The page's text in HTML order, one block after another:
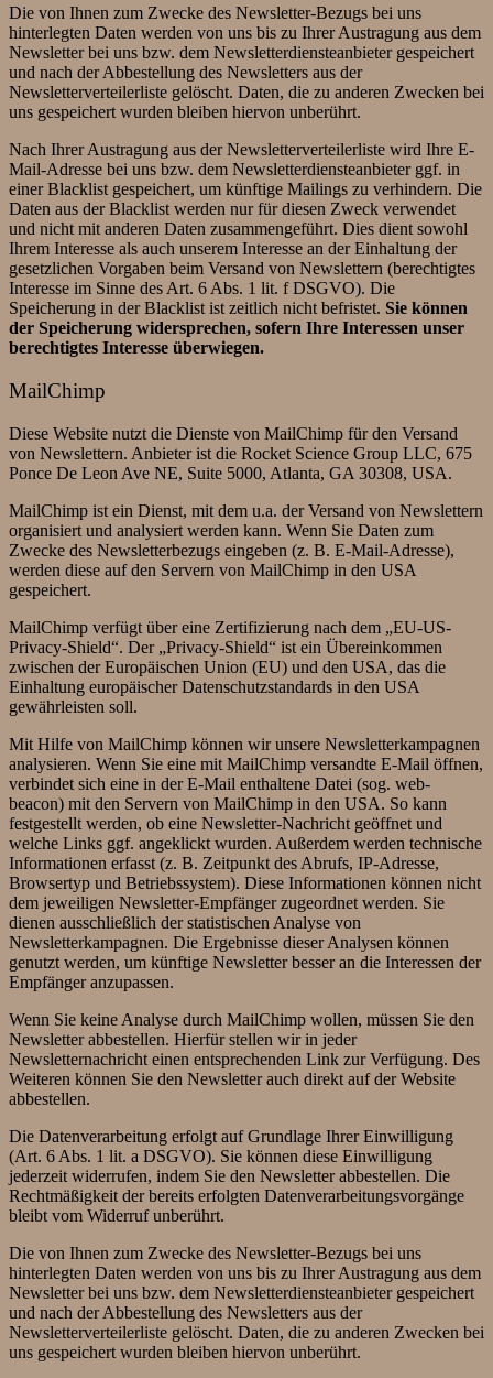
Die von Ihnen zum Zwecke des Newsletter-Bezugs bei uns
hinterlegten Daten werden von uns bis zu Ihrer Austragung aus dem
Newsletter bei uns bzw. dem Newsletterdiensteanbieter gespeichert
und nach der Abbestellung des Newsletters aus der
Newsletterverteilerliste gelöscht. Daten, die zu anderen Zwecken bei
uns gespeichert wurden bleiben hiervon unberührt.
Nach Ihrer Austragung aus der Newsletterverteilerliste wird Ihre E-
Mail-Adresse bei uns bzw. dem Newsletterdiensteanbieter ggf. in
einer Blacklist gespeichert, um künftige Mailings zu verhindern. Die
Daten aus der Blacklist werden nur für diesen Zweck verwendet
und nicht mit anderen Daten zusammengeführt. Dies dient sowohl
Ihrem Interesse als auch unserem Interesse an der Einhaltung der
gesetzlichen Vorgaben beim Versand von Newslettern (berechtigtes
Interesse im Sinne des Art. 6 Abs. 1 lit. f DSGVO). Die
Speicherung in der Blacklist ist zeitlich nicht befristet. Sie können
der Speicherung widersprechen, sofern Ihre Interessen unser
berechtigtes Interesse überwiegen.
MailChimp
Diese Website nutzt die Dienste von MailChimp für den Versand
von Newslettern. Anbieter ist die Rocket Science Group LLC, 675
Ponce De Leon Ave NE, Suite 5000, Atlanta, GA 30308, USA.
MailChimp ist ein Dienst, mit dem u.a. der Versand von Newslettern
organisiert und analysiert werden kann. Wenn Sie Daten zum
Zwecke des Newsletterbezugs eingeben (z. B. E-Mail-Adresse),
werden diese auf den Servern von MailChimp in den USA
gespeichert.
MailChimp verfügt über eine Zertifizierung nach dem „EU-US-
Privacy-Shield“. Der „Privacy-Shield“ ist ein Übereinkommen
zwischen der Europäischen Union (EU) und den USA, das die
Einhaltung europäischer Datenschutzstandards in den USA
gewährleisten soll.
Mit Hilfe von MailChimp können wir unsere Newsletterkampagnen
analysieren. Wenn Sie eine mit MailChimp versandte E-Mail öffnen,
verbindet sich eine in der E-Mail enthaltene Datei (sog. web-
beacon) mit den Servern von MailChimp in den USA. So kann
festgestellt werden, ob eine Newsletter-Nachricht geöffnet und
welche Links ggf. angeklickt wurden. Außerdem werden technische
Informationen erfasst (z. B. Zeitpunkt des Abrufs, IP-Adresse,
Browsertyp und Betriebssystem). Diese Informationen können nicht
dem jeweiligen Newsletter-Empfänger zugeordnet werden. Sie
dienen ausschließlich der statistischen Analyse von
Newsletterkampagnen. Die Ergebnisse dieser Analysen können
genutzt werden, um künftige Newsletter besser an die Interessen der
Empfänger anzupassen.
Wenn Sie keine Analyse durch MailChimp wollen, müssen Sie den
Newsletter abbestellen. Hierfür stellen wir in jeder
Newsletternachricht einen entsprechenden Link zur Verfügung. Des
Weiteren können Sie den Newsletter auch direkt auf der Website
abbestellen.
Die Datenverarbeitung erfolgt auf Grundlage Ihrer Einwilligung
(Art. 6 Abs. 1 lit. a DSGVO). Sie können diese Einwilligung
jederzeit widerrufen, indem Sie den Newsletter abbestellen. Die
Rechtmäßigkeit der bereits erfolgten Datenverarbeitungsvorgänge
bleibt vom Widerruf unberührt.
Die von Ihnen zum Zwecke des Newsletter-Bezugs bei uns
hinterlegten Daten werden von uns bis zu Ihrer Austragung aus dem
Newsletter bei uns bzw. dem Newsletterdiensteanbieter gespeichert
und nach der Abbestellung des Newsletters aus der
Newsletterverteilerliste gelöscht. Daten, die zu anderen Zwecken bei
uns gespeichert wurden bleiben hiervon unberührt.